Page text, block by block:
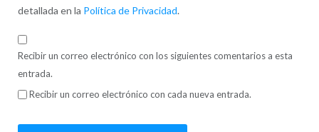
detallada en la Política de Privacidad.
Recibir un correo electrónico con los siguientes comentarios a esta
entrada.
Recibir un correo electrónico con cada nueva entrada.